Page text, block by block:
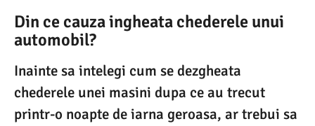
Din ce cauza ingheata chederele unui
automobil?
Inainte sa intelegi cum se dezgheata
chederele unei masini dupa ce au trecut
printr-o noapte de iarna geroasa, ar trebui sa